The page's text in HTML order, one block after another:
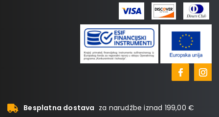
Besplatna dostava za narudžbe iznad 199,00 €